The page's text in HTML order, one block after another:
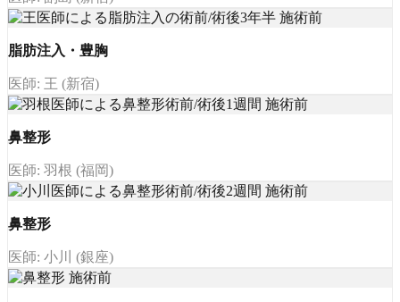
脂肪注入・豊胸
医師: 王 (新宿)
鼻整形
医師: 羽根 (福岡)
鼻整形
医師: 小川 (銀座)